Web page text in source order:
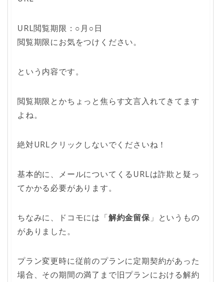
URL閲覧期限：○月○日
閲覧期限にお気をつけください。
という内容です。
閲覧期限とかちょっと焦らす文言入れてきてます
よね。
絶対URLクリックしないでくださいね！
基本的に、メールについてくるURLは詐欺と疑っ
てかかる必要があります。
ちなみに、ドコモには「解約金留保」というもの
がありました。
プラン変更時に従前のプランに定期契約があった
場合、その期間の満了まで旧プランにおける解約